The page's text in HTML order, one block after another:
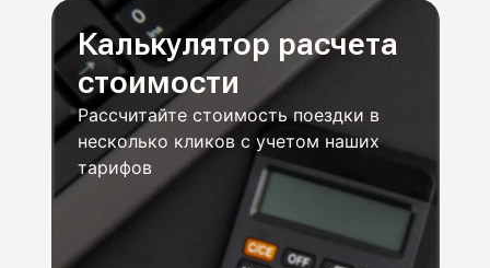
Калькулятор расчета
стоимости
Рассчитайте стоимость поездки в
несколько кликов с учетом наших
тарифов